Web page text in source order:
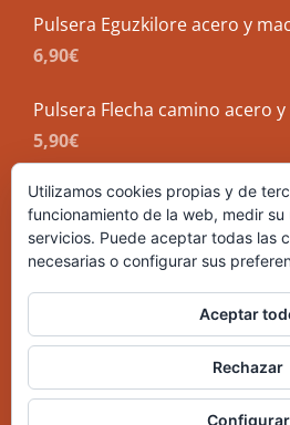
Pulsera Eguzkilore acero y
6,90€
Pulsera Flecha camino acero
5,90€
| Copyright 2021 Malas Meigas |
Utilizamos cookies propias y de
funcionamiento de la web, medir su
servicios. Puede aceptar todas las
necesarias o configurar sus
Aceptar
Rechazar
Configurar